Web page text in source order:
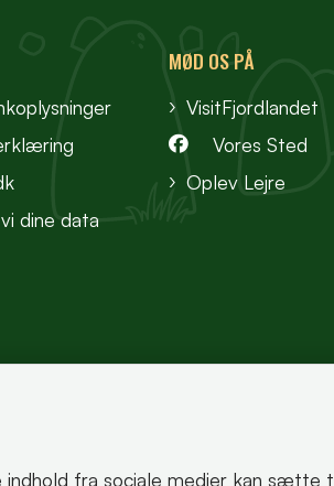
dine data
MØD OS PÅ
VisitFjordlandet
Vores Sted
Oplev Lejre
fra sociale medier kan sætte